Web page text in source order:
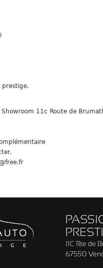
prestige.
Showroom 11c Route de
11C Rte de
67550